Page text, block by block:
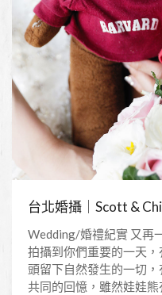
Wedding/婚禮紀實 又再
拍攝到你們重要的一天
頭留下自然發生的一切
共同的回憶，雖然娃娃